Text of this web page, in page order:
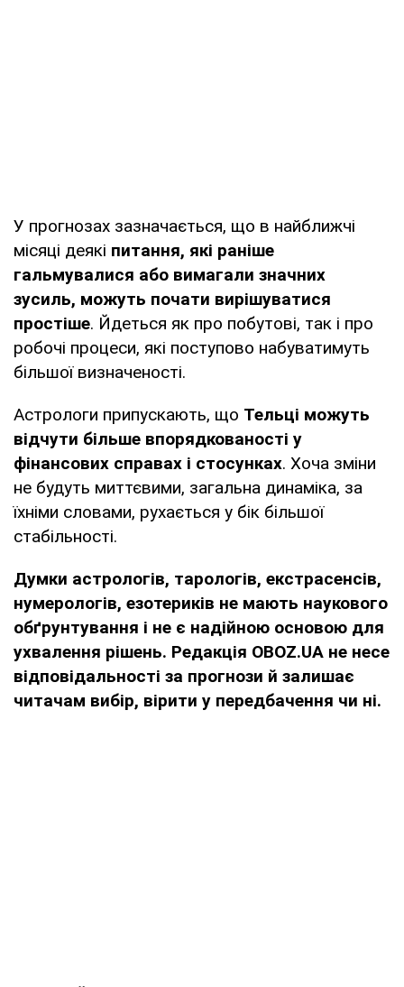
У прогнозах зазначається, що в найближчі
місяці деякі питання, які раніше
гальмувалися або вимагали значних
зусиль, можуть почати вирішуватися
простіше. Йдеться як про побутові, так і про
робочі процеси, які поступово набуватимуть
більшої визначеності.
Астрологи припускають, що Тельці можуть
відчути більше впорядкованості у
фінансових справах і стосунках. Хоча зміни
не будуть миттєвими, загальна динаміка, за
їхніми словами, рухається у бік більшої
стабільності.
Думки астрологів, тарологів, екстрасенсів,
нумерологів, езотериків не мають наукового
обґрунтування і не є надійною основою для
ухвалення рішень. Редакція OBOZ.UA не несе
відповідальності за прогнози й залишає
читачам вибір, вірити у передбачення чи ні.